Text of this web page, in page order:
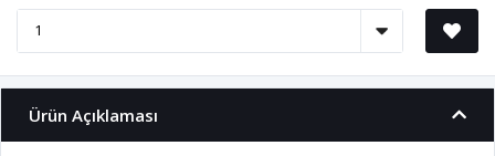
Ürün Açıklaması